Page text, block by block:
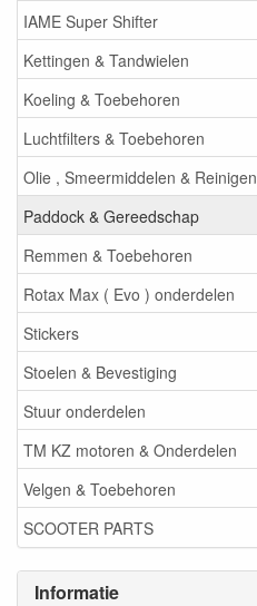
IAME Super Shifter
Kettingen & Tandwielen
Koeling & Toebehoren
Luchtfilters & Toebehoren
Olie , Smeermiddelen & Reinigen
Paddock & Gereedschap
Remmen & Toebehoren
Rotax Max ( Evo ) onderdelen
Stickers
Stoelen & Bevestiging
Stuur onderdelen
TM KZ motoren & Onderdelen
Velgen & Toebehoren
SCOOTER PARTS
Informatie